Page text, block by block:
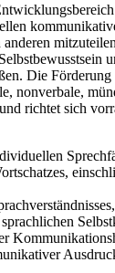
Die
nonverbale,
richtet sich